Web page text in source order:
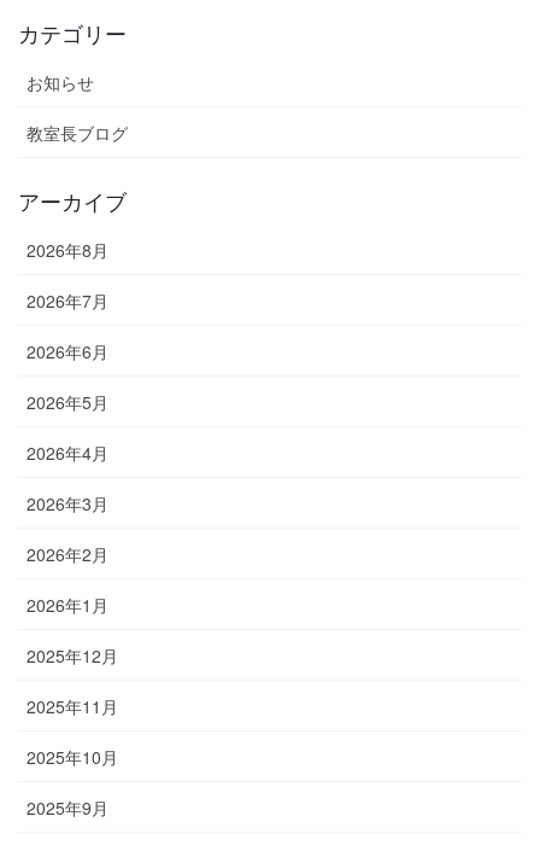
カテゴリー
お知らせ
教室長ブログ
アーカイブ
2026年8月
2026年7月
2026年6月
2026年5月
2026年4月
2026年3月
2026年2月
2026年1月
2025年12月
2025年11月
2025年10月
2025年9月